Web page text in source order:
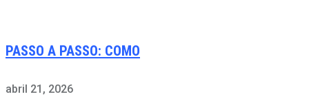
PASSO A PASSO: COMO
abril 21, 2026